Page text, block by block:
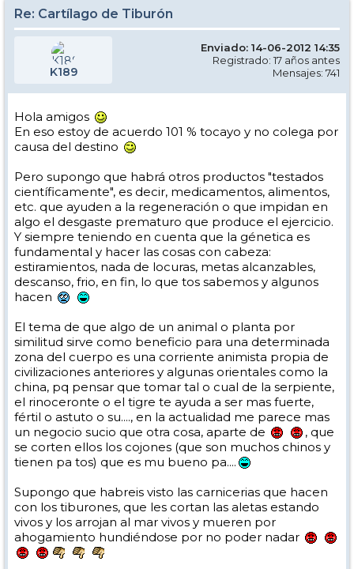
Re: Cartílago de Tiburón
K189
Enviado: 14-06-2012 14:35
Registrado: 17 años antes
Mensajes: 741
Hola amigos
En eso estoy de acuerdo 101 % tocayo y no colega por
causa del destino
Pero supongo que habrá otros productos "testados
científicamente", es decir, medicamentos, alimentos,
etc. que ayuden a la regeneración o que impidan en
algo el desgaste prematuro que produce el ejercicio.
Y siempre teniendo en cuenta que la génetica es
fundamental y hacer las cosas con cabeza:
estiramientos, nada de locuras, metas alcanzables,
descanso, frio, en fin, lo que tos sabemos y algunos
hacen
El tema de que algo de un animal o planta por
similitud sirve como beneficio para una determinada
zona del cuerpo es una corriente animista propia de
civilizaciones anteriores y algunas orientales como la
china, pq pensar que tomar tal o cual de la serpiente,
el rinoceronte o el tigre te ayuda a ser mas fuerte,
fértil o astuto o su...., en la actualidad me parece mas
un negocio sucio que otra cosa, aparte de
, que
se corten ellos los cojones (que son muchos chinos y
tienen pa tos) que es mu bueno pa....
Supongo que habreis visto las carnicerias que hacen
con los tiburones, que les cortan las aletas estando
vivos y los arrojan al mar vivos y mueren por
ahogamiento hundiéndose por no poder nadar